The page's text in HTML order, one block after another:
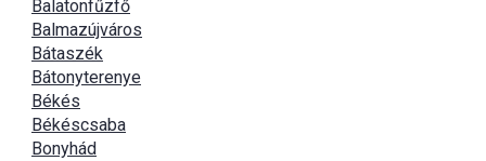
Balatonfűzfő
Balmazújváros
Bátaszék
Bátonyterenye
Békés
Békéscsaba
Bonyhád